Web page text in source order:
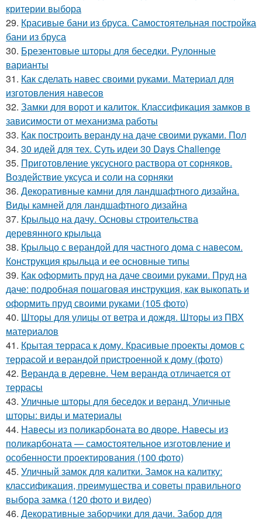
критерии выбора
29. Красивые бани из бруса. Самостоятельная постройка
бани из бруса
30. Брезентовые шторы для беседки. Рулонные
варианты
31. Как сделать навес своими руками. Материал для
изготовления навесов
32. Замки для ворот и калиток. Классификация замков в
зависимости от механизма работы
33. Как построить веранду на даче своими руками. Пол
34. 30 идей для тех. Суть идеи 30 Days Challenge
35. Приготовление уксусного раствора от сорняков.
Воздействие уксуса и соли на сорняки
36. Декоративные камни для ландшафтного дизайна.
Виды камней для ландшафтного дизайна
37. Крыльцо на дачу. Основы строительства
деревянного крыльца
38. Крыльцо с верандой для частного дома с навесом.
Конструкция крыльца и ее основные типы
39. Как оформить пруд на даче своими руками. Пруд на
даче: подробная пошаговая инструкция, как выкопать и
оформить пруд своими руками (105 фото)
40. Шторы для улицы от ветра и дождя. Шторы из ПВХ
материалов
41. Крытая терраса к дому. Красивые проекты домов с
террасой и верандой пристроенной к дому (фото)
42. Веранда в деревне. Чем веранда отличается от
террасы
43. Уличные шторы для беседок и веранд. Уличные
шторы: виды и материалы
44. Навесы из поликарбоната во дворе. Навесы из
поликарбоната — самостоятельное изготовление и
особенности проектирования (100 фото)
45. Уличный замок для калитки. Замок на калитку:
классификация, преимущества и советы правильного
выбора замка (120 фото и видео)
46. Декоративные заборчики для дачи. Забор для